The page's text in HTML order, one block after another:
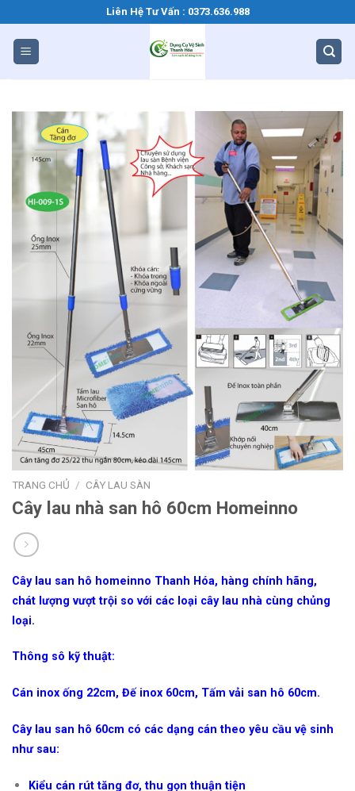
qua
dung
Liên Hệ Tư Vấn : 0373.636.988
TRANG CHỦ / CÂY LAU SÀN
Cây lau nhà san hô 60cm Homeinno
Cây lau san hô homeinno Thanh Hóa, hàng chính hãng,
chát lượng vượt trội so với các loại cây lau nhà cùng chủng
loại.
Thông sô kỹ thuật:
Cán inox ống 22cm, Đế inox 60cm, Tấm vải san hô 60cm.
Cây lau san hô 60cm có các dạng cán theo yêu cầu vệ sinh
như sau:
Kiểu cán rút tăng đơ, thu gọn thuận tiện